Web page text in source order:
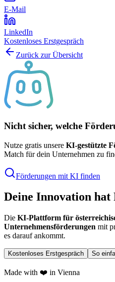
E-Mail
LinkedIn
Kostenloses Erstgespräch
Zurück zur Übersicht
Nicht sicher, welche
Nutze gratis unsere KI-gestützte
Match für dein Unternehmen zu
Förderungen mit KI finden
Deine Innovation
Die KI-Plattform für
Unternehmensförderungen mit
es darauf ankommt.
Kostenloses Erstgespräch So
Made with ❤️ in Vienna